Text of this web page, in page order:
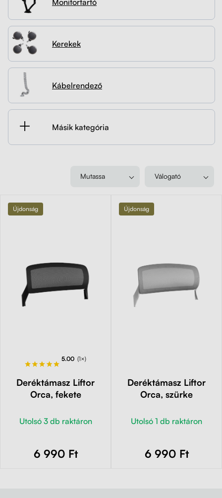
Kerekek
Kábelrendező
Zárható fiók
Fa monitor állványok
Akusztikus paravánok
Kapcsolat
Kerekek
Kábelrendező
Másik kategória
Válogató
Mutassa
Újdonság
5.00 (1×)
Deréktámasz Liftor
Orca, fekete
Utolsó 3 db raktáron
6 990 Ft
Újdonság
Deréktámasz Liftor
Orca, szürke
Utolsó 1 db raktáron
6 990 Ft